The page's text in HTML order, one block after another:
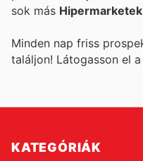
sok más
Minden nap friss
találjon! Látogasson el a
KATEGÓRIÁK